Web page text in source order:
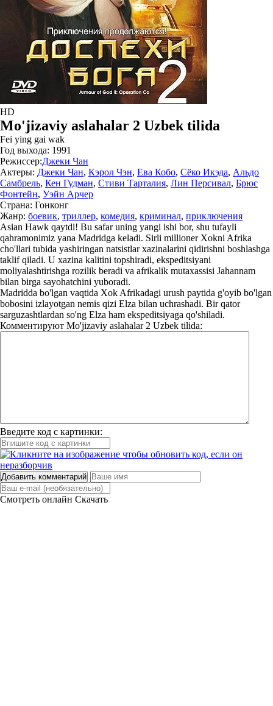
HD
Mo'jizaviy aslahalar 2 Uzbek tilida
Fei ying gai wak
Год выхода: 1991
Режиссер:Джеки Чан
Актеры: Джеки Чан, Кэрол Чэн, Ева Кобо, Сёко Икэда, Альдо
Самбрель, Кен Гудман, Стиви Тарталия, Лин Персивал, Брюс
Фонтейн, Уэйн Арчер
Страна: Гонконг
Жанр: боевик, триллер, комедия, криминал, приключения
Asian Hawk qaytdi! Bu safar uning yangi ishi bor, shu tufayli
qahramonimiz yana Madridga keladi. Sirli millioner Xokni Afrika
cho'llari tubida yashiringan natsistlar xazinalarini qidirishni boshlashga
taklif qiladi. U xazina kalitini topshiradi, ekspeditsiyani
moliyalashtirishga rozilik beradi va afrikalik mutaxassisi Jahannam
bilan birga sayohatchini yuboradi.
Madridda bo'lgan vaqtida Xok Afrikadagi urush paytida g'oyib bo'lgan
bobosini izlayotgan nemis qizi Elza bilan uchrashadi. Bir qator
sarguzashtlardan so'ng Elza ham ekspeditsiyaga qo'shiladi.
Комментируют Mo'jizaviy aslahalar 2 Uzbek tilida:
Введите код с картинки:
Добавить комментарий
Смотреть онлайн Скачать